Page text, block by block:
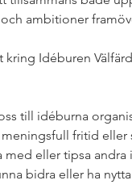
ambitioner
Idéburen
till idéburna
fritid eller
med eller tipsa andra
bidra eller ha nytta